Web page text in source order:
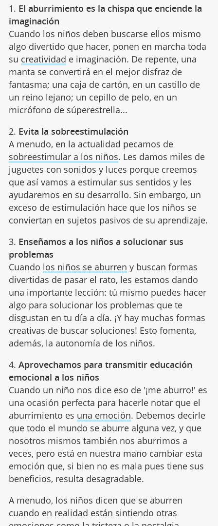
1. El aburrimiento es la chispa que enciende la
imaginación
Cuando los niños deben buscarse ellos mismo
algo divertido que hacer, ponen en marcha toda
su creatividad e imaginación. De repente, una
manta se convertirá en el mejor disfraz de
fantasma; una caja de cartón, en un castillo de
un reino lejano; un cepillo de pelo, en un
micrófono de súperestrella...
2. Evita la sobreestimulación
A menudo, en la actualidad pecamos de
sobreestimular a los niños. Les damos miles de
juguetes con sonidos y luces porque creemos
que así vamos a estimular sus sentidos y les
ayudaremos en su desarrollo. Sin embargo, un
exceso de estimulación hace que los niños se
conviertan en sujetos pasivos de su aprendizaje.
3. Enseñamos a los niños a solucionar sus
problemas
Cuando los niños se aburren y buscan formas
divertidas de pasar el rato, les estamos dando
una importante lección: tú mismo puedes hacer
algo para solucionar los problemas que te
disgustan en tu día a día. ¡Y hay muchas formas
creativas de buscar soluciones! Esto fomenta,
además, la autonomía de los niños.
4. Aprovechamos para transmitir educación
emocional a los niños
Cuando un niño nos dice eso de '¡me aburro!' es
una ocasión perfecta para hacerle notar que el
aburrimiento es una emoción. Debemos decirle
que todo el mundo se aburre alguna vez, y que
nosotros mismos también nos aburrimos a
veces, pero está en nuestra mano cambiar esta
emoción que, si bien no es mala pues tiene sus
beneficios, resulta desagradable.
A menudo, los niños dicen que se aburren
cuando en realidad están sintiendo otras